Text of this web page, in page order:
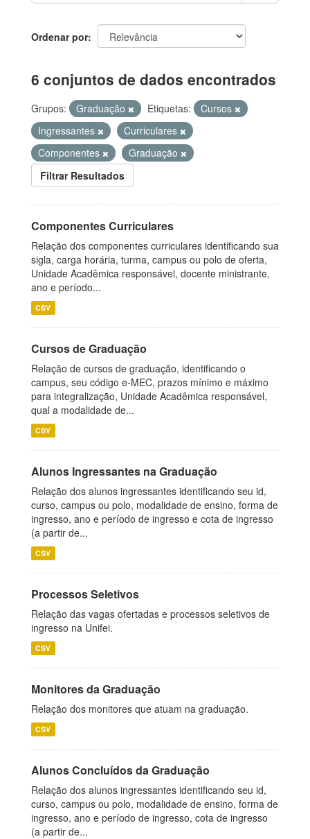
Ordenar por
6 conjuntos de dados encontrados
Grupos: Graduação Etiquetas:
Cursos
Ingressantes
Curriculares
Componentes
Graduação
Filtrar Resultados
Componentes Curriculares
Relação dos componentes curriculares identificando sua
sigla, carga horária, turma, campus ou polo de oferta,
Unidade Acadêmica responsável, docente ministrante,
ano e período...
CSV
Cursos de Graduação
Relação de cursos de graduação, identificando o
campus, seu código e-MEC, prazos mínimo e máximo
para integralização, Unidade Acadêmica responsável,
qual a modalidade de...
CSV
Alunos Ingressantes na Graduação
Relação dos alunos ingressantes identificando seu id,
curso, campus ou polo, modalidade de ensino, forma de
ingresso, ano e período de ingresso e cota de ingresso
(a partir de...
CSV
Processos Seletivos
Relação das vagas ofertadas e processos seletivos de
ingresso na Unifei.
CSV
Monitores da Graduação
Relação dos monitores que atuam na graduação.
CSV
Alunos Concluídos da Graduação
Relação dos alunos ingressantes identificando seu id,
curso, campus ou polo, modalidade de ensino, forma de
ingresso, ano e período de ingresso, cota de ingresso
(a partir de...